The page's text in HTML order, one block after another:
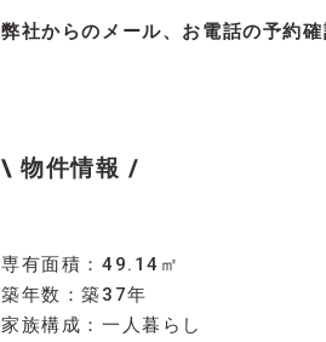
弊社からのメール、お電話の予約
\ 物件情報 /
専有面積：49.14㎡
築年数：築37年
家族構成：一人暮らし